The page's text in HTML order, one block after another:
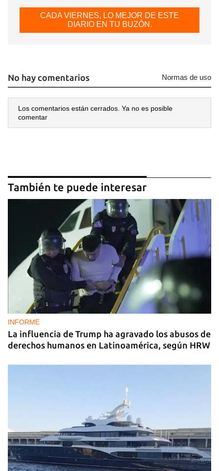
CADA VIERNES, LO MEJOR DE ESTE
DIARIO EN TU BUZÓN.
No hay comentarios Normas de uso
Los comentarios están cerrados. Ya no es posible
comentar
También te puede interesar
INFORME
La influencia de Trump ha agravado los abusos de
derechos humanos en Latinoamérica, según HRW